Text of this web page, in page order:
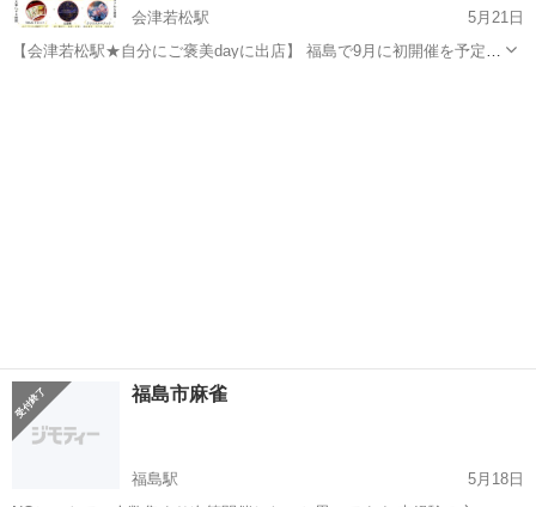
会津若松駅
5月21日
【会津若松駅★自分にご褒美dayに出店】 福島で9月に初開催を予定し
福島市麻雀
福島駅
5月18日